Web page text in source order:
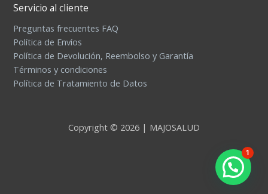
Servicio al cliente
Preguntas frecuentes FAQ
Política de Envíos
Política de Devolución, Reembolso y Garantía
Términos y condiciones
Política de Tratamiento de Datos
Copyright © 2026 | MAJOSALUD
1